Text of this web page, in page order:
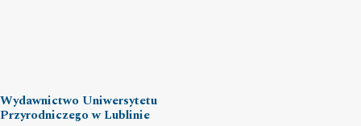
Wydawnictwo Uniwersytetu
Przyrodniczego w Lublinie